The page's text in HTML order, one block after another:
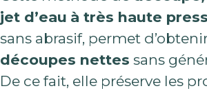
jet d’eau à très haute
sans abrasif, permet
découpes nettes sans
De ce fait, elle préserve les